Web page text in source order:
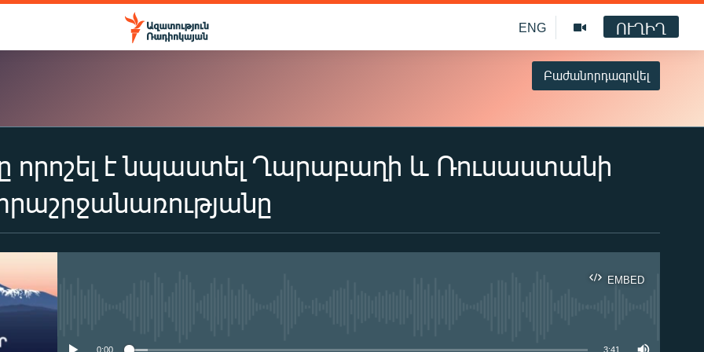
ENG ՈՒՂԻՂ
Բաժանորդագրվել
ԲԱԺԱՆՈՐԴԱԳՐՎԵԼ
որոշել է նպաստել Ղարաբաղի և Ռուսաստանի
EMBED
0:00 3:41